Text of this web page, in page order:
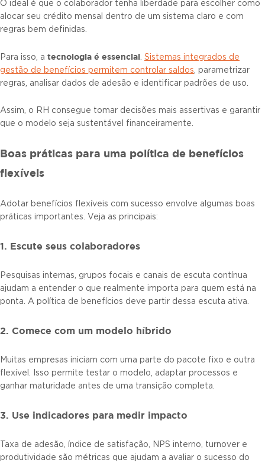
O ideal é que o colaborador tenha liberdade para escolher como
alocar seu crédito mensal dentro de um sistema claro e com
regras bem definidas.
Para isso, a tecnologia é essencial. Sistemas integrados de
gestão de benefícios permitem controlar saldos, parametrizar
regras, analisar dados de adesão e identificar padrões de uso.
Assim, o RH consegue tomar decisões mais assertivas e garantir
que o modelo seja sustentável financeiramente.
Boas práticas para uma política de benefícios
flexíveis
Adotar benefícios flexíveis com sucesso envolve algumas boas
práticas importantes. Veja as principais:
1. Escute seus colaboradores
Pesquisas internas, grupos focais e canais de escuta contínua
ajudam a entender o que realmente importa para quem está na
ponta. A política de benefícios deve partir dessa escuta ativa.
2. Comece com um modelo híbrido
Muitas empresas iniciam com uma parte do pacote fixo e outra
flexível. Isso permite testar o modelo, adaptar processos e
ganhar maturidade antes de uma transição completa.
3. Use indicadores para medir impacto
Taxa de adesão, índice de satisfação, NPS interno, turnover e
produtividade são métricas que ajudam a avaliar o sucesso do